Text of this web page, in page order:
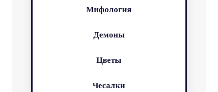
Мифология
Демоны
Цветы
Чесалки